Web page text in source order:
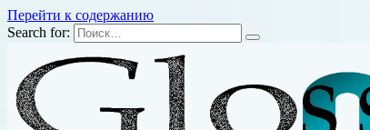
Перейти к содержанию
Search for: